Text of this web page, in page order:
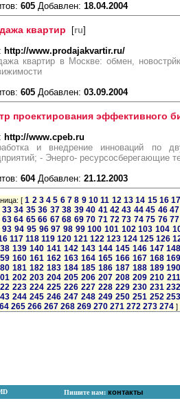
605 Добавлен: 18.04.2004
квартир [ru]
http://www.prodajakvartir.ru/
квартир в Москве: обмен,
605 Добавлен: 03.09.2004
проектирования эффективного
http://www.cpeb.ru
и внедрение инноваций по
- Энерго- ресурсосберегающие
604Добавлен: 21.12.2003
[1 2 3 4 5 6 7 8 9 10 11 12 13 14 15 16
33 34 35 36 37 38 39 40 41 42 43 44 45 46 47
63 64 65 66 67 68 69 70 71 72 73 74 75 76 77
93 94 95 96 97 98 99 100 101 102 103 104
117 118 119 120 121 122 123 124 125 126
139 140 141 142 143 144 145 146 147
160 161 162 163 164 165 166 167 168
181 182 183 184 185 186 187 188 189
202 203 204 205 206 207 208 209 210 211
223 224 225 226 227 228 229 230 231
244 245 246 247 248 249 250 251 252
265 266 267 268 269 270 271 272 273 274 ]
Пишите нам: контакты